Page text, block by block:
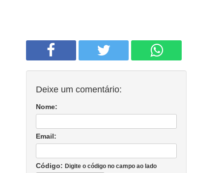
Deixe um comentário:
Nome:
Email:
Código: Digite o código no campo ao lado